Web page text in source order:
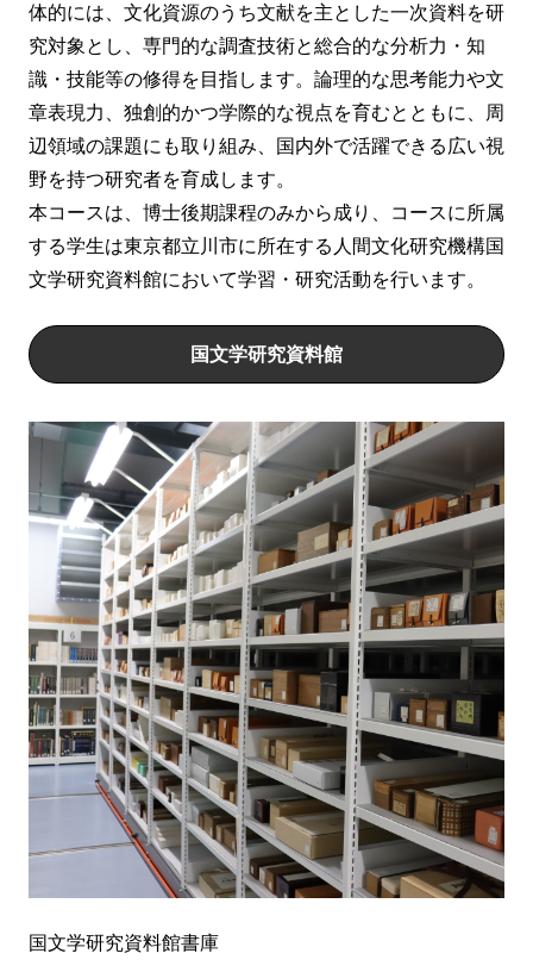
体的には、文化資源のうち文献を主とした一次資料を研
究対象とし、専門的な調査技術と総合的な分析力・知
識・技能等の修得を目指します。論理的な思考能力や文
章表現力、独創的かつ学際的な視点を育むとともに、周
辺領域の課題にも取り組み、国内外で活躍できる広い視
野を持つ研究者を育成します。
本コースは、博士後期課程のみから成り、コースに所属
する学生は東京都立川市に所在する人間文化研究機構国
文学研究資料館において学習・研究活動を行います。
国文学研究資料館
国文学研究資料館書庫